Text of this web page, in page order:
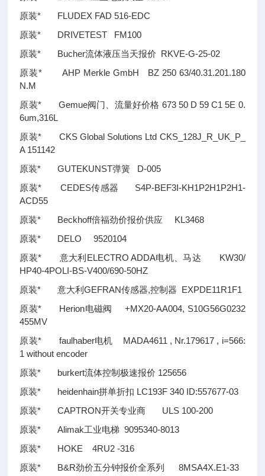
原装* FLUDEX FAD 516-EDC
原装* DRIVETEST FM100
原装* Bucher流体液压当天报价 RKVE-G-25-02
原装* AHP Merkle GmbH BZ 250 63/40.31.201.180
N.M
原装* Gemue阀门、流量好价格 673 50 D 59 C1 5E 0.
6um,316L
原装* CKS Global Solutions Ltd CKS_128J_R_UK_P_
A 151142
原装* GUTEKUNST弹簧 D-005
原装* CEDES传感器 S4P-BEF3I-KH1P2H1P2H1-
ACD55
原装* Beckhoff倍福劲价报价供应 KL3468
原装* DELO 9520104
原装* 意大利ELECTRO ADDA电机、马达 KW30/
HP40-4POLI-BS-V400/690-50HZ
原装* 意大利GEFRAN传感器,控制器 EXPDE11R1F1
原装* Herion电磁阀 +MX20-AA004, S10G56G0232
455MV
原装* faulhaber电机 MADA4611 , Nr.179617 , i=566:
1 without encoder
原装* burkert流体控制极速报价 125656
原装* heidenhain拼单折扣 LC193F 340 ID:557677-03
原装* CAPTRON开关专业商 ULS 100-200
原装* Alimak工业电梯 9095340-8013
原装* HOKE 4RU2 -316
原装* B&R劲价五分钟报价全系列 8MSA4X.E1-33